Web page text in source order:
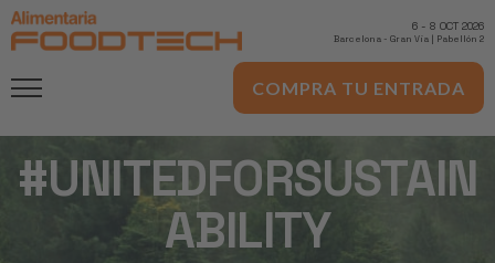
COMPRA TU ENTRADA
6 - 8 OCT 2026
Barcelona - Gran Via | Pabellón 2
#UNITEDFORSUSTAIN
ABILITY